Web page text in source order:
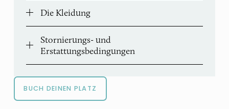
Die Kleidung
Stornierungs- und
Erstattungsbedingungen
BUCH DEINEN PLATZ